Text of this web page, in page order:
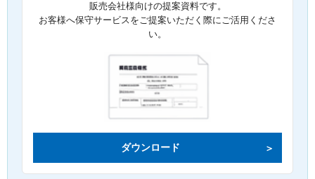
販売会社様向けの提案資料です。
お客様へ保守サービスをご提案いただく際にご活用くださ
い。
ダウンロード